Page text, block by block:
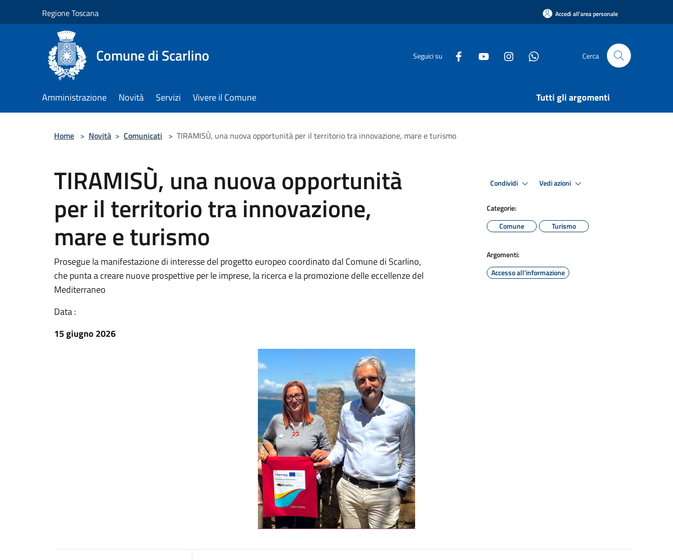
Regione Toscana Accedi all'area personale
Comune di Scarlino Seguici su Cerca
Amministrazione Novità Servizi Vivere il Comune Tutti gli argomenti
Home > Novità > Comunicati > TIRAMISÙ, una nuova opportunità per il territorio tra innovazione, mare e turismo
TIRAMISÙ, una nuova opportunità
per il territorio tra innovazione,
mare e turismo
Prosegue la manifestazione di interesse del progetto europeo coordinato dal Comune di Scarlino,
che punta a creare nuove prospettive per le imprese, la ricerca e la promozione delle eccellenze del
Mediterraneo
Data :
15 giugno 2026
Condividi Vedi azioni
Categorie:
Comune
Turismo
Argomenti:
Accesso all'informazione